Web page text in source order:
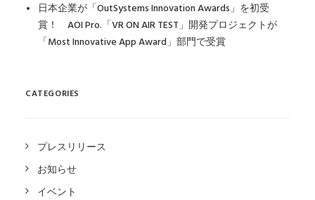
日本企業が「OutSystems Innovation Awards」を初受
賞！ AOI Pro.「VR ON AIR TEST」開発プロジェクトが
「Most Innovative App Award」部門で受賞
CATEGORIES
プレスリリース
お知らせ
イベント